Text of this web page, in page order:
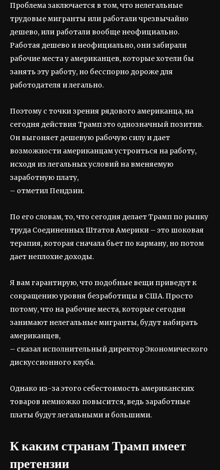
Проблема заключается в том, что нелегальные
трудовые мигранты или работали чрезвычайно
дешево, или работали вообще неофициально.
Работая дешево и неофициально, они забирали
рабочие места у американцев, которые хотели бы
занять эту работу, но бесспорно дороже для
работодателя и легально.
Поэтому с точки зрения рядового американца, на
сегодня действия Трамп это однозначный позитив.
Он выгоняет дешевую рабочую силу и дает
возможности американцам устроиться на работу,
исходя из легальных условий на вменяемую
заработную плату,
– отметил Пендзин.
По его словам, то, что сегодня делает Трамп по рынку
труда Соединенных Штатов Америки – это шоковая
терапия, которая сначала бьет по карману, но потом
дает неплохие доходы.
Я вам гарантирую, что подобные вещи приведут к
сокращению уровня безработицы в США. Просто
потому, что на рабочие места, которые сегодня
занимают нелегальные мигранты, будут набирать
американцев,
– сказал исполнительный директор Экономического
дискуссионного клуба.
Однако из-за этого себестоимость американских
товаров немножко повысится, ведь заработные
платы будут легальными и большими.
К каким странам Трамп имеет
претензии